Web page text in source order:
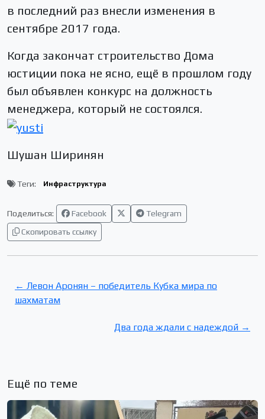
в последний раз внесли изменения в
сентябре 2017 года.
Когда закончат строительство Дома
юстиции пока не ясно, ещё в прошлом году
был объявлен конкурс на должность
менеджера, который не состоялся.
Шушан Ширинян
Теги: Инфраструктура
Поделиться: Facebook
Telegram
Скопировать ссылку
← Левон Аронян – победитель Кубка мира по
шахматам
Два года ждали с надеждой →
Ещё по теме